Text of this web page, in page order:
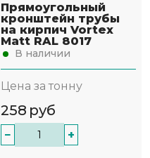
Прямоугольный
кронштейн трубы
на кирпич Vortex
Matt RAL 8017
В наличии
Цена за тонну
258 руб
− +